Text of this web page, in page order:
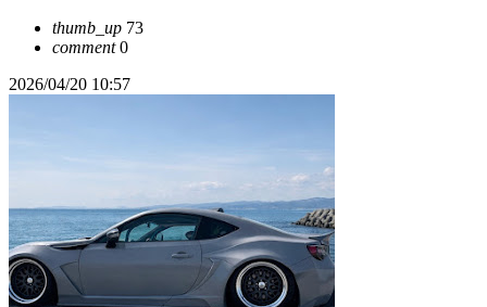
thumb_up 73
comment0
2026/04/20 10:57